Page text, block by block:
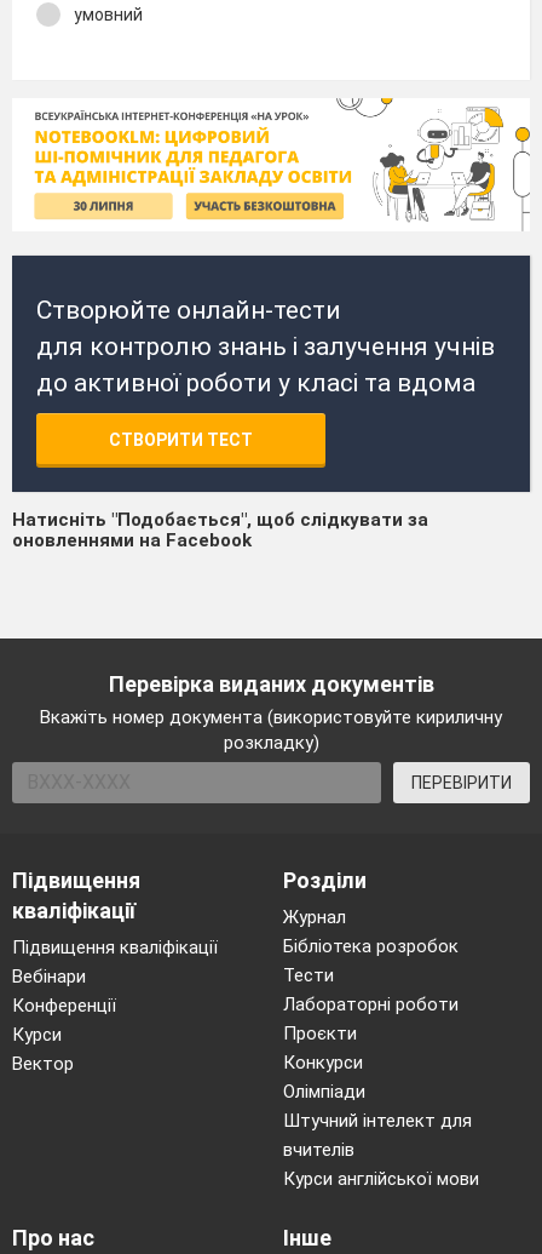
умовний
Створюйте онлайн-тести
для контролю знань і залучення учнів
до активної роботи у класі та вдома
СТВОРИТИ ТЕСТ
Натисніть "Подобається", щоб слідкувати за
оновленнями на Facebook
Перевірка виданих документів
Вкажіть номер документа (використовуйте кириличну
розкладку)
ПЕРЕВІРИТИ
Підвищення
кваліфікації
Підвищення кваліфікації
Вебінари
Конференції
Курси
Вектор
Розділи
Журнал
Бібліотека розробок
Тести
Лабораторні роботи
Проєкти
Конкурси
Олімпіади
Штучний інтелект для
вчителів
Курси англійської мови
Про нас Інше